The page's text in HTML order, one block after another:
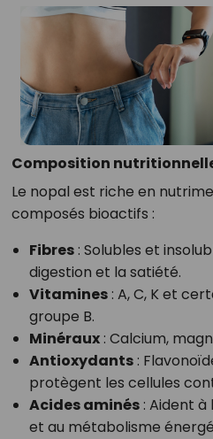
Composition
Le nopal est riche en
composés bioactifs :
Fibres: Solubles et
digestion et la satiété.
Vitamines: A, C, K et
groupe B.
Minéraux: Calcium,
Antioxydants:
protègent les cellules
Acides aminés: Aident à
et au métabolisme